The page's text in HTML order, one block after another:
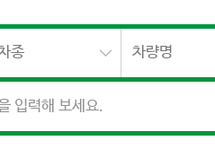
종 차량명